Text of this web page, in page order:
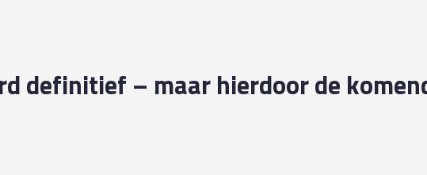
definitief – maar hierdoor de